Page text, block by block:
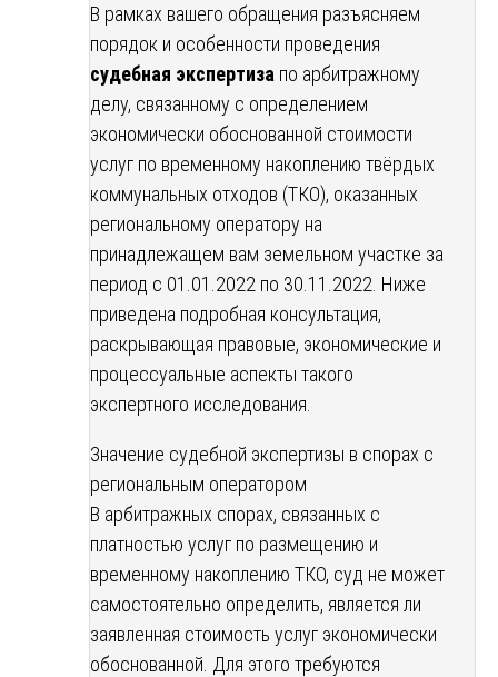
В рамках вашего обращения разъясняем
порядок и особенности проведения
судебная экспертиза по арбитражному
делу, связанному с определением
экономически обоснованной стоимости
услуг по временному накоплению твёрдых
коммунальных отходов (ТКО), оказанных
региональному оператору на
принадлежащем вам земельном участке за
период с 01.01.2022 по 30.11.2022. Ниже
приведена подробная консультация,
раскрывающая правовые, экономические и
процессуальные аспекты такого
экспертного исследования.
Значение судебной экспертизы в спорах с
региональным оператором
В арбитражных спорах, связанных с
платностью услуг по размещению и
временному накоплению ТКО, суд не может
самостоятельно определить, является ли
заявленная стоимость услуг экономически
обоснованной. Для этого требуются